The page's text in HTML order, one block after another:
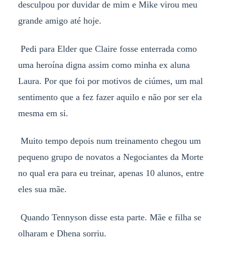
desculpou por duvidar de mim e Mike virou meu
grande amigo até hoje.
Pedi para Elder que Claire fosse enterrada como
uma heroína digna assim como minha ex aluna
Laura. Por que foi por motivos de ciúmes, um mal
sentimento que a fez fazer aquilo e não por ser ela
mesma em si.
Muito tempo depois num treinamento chegou um
pequeno grupo de novatos a Negociantes da Morte
no qual era para eu treinar, apenas 10 alunos, entre
eles sua mãe.
Quando Tennyson disse esta parte. Mãe e filha se
olharam e Dhena sorriu.